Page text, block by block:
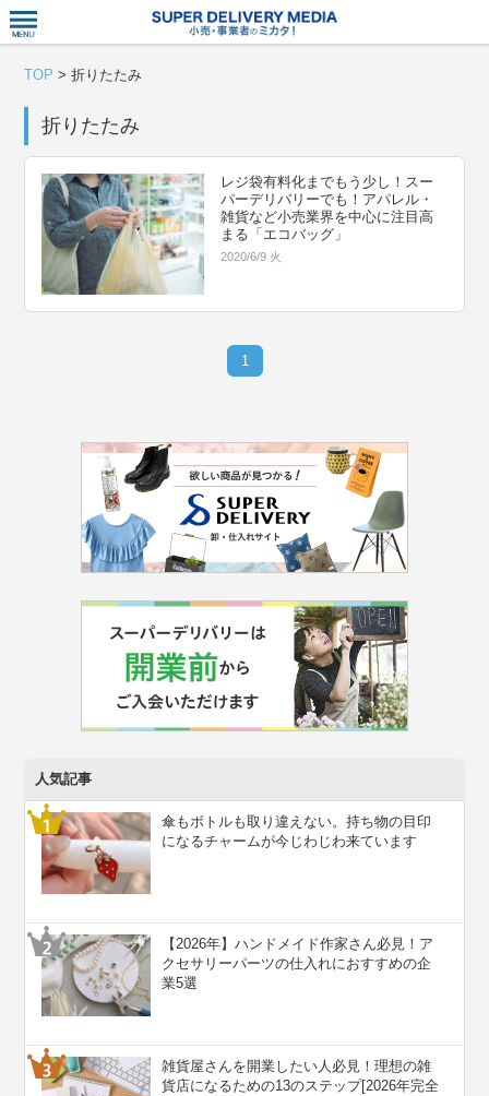
TOP >折りたたみ
折りたたみ
レジ袋有料化までもう少し！スー
パーデリバリーでも！アパレル・
雑貨など小売業界を中心に注目高
まる「エコバッグ」
2020/6/9 火
1
人気記事
傘もボトルも取り違えない。持ち物の目印
になるチャームが今じわじわ来ています
【2026年】ハンドメイド作家さん必見！ア
クセサリーパーツの仕入れにおすすめの企
業5選
雑貨屋さんを開業したい人必見！理想の雑
貨店になるための13のステップ[2026年完全